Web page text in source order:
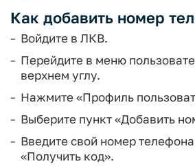
Как добавить номер
Войдите в ЛКВ.
Перейдите в меню
верхнем углу.
Нажмите «Профиль
Выберите пункт «Добавить
Введите свой номер
«Получить код».